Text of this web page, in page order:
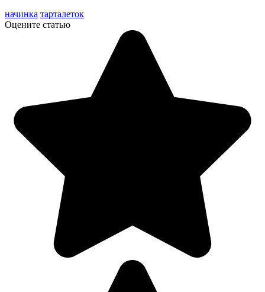
начинка тарталеток
Оцените статью